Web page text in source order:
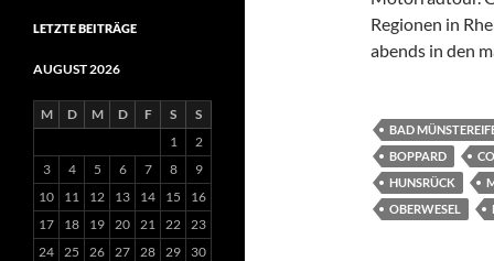
Regionen in
abends in den
BAD
BOPPARD
HUNSRÜCK
OBERWESEL
LETZTE BEITRÄGE
AUGUST 2026
M D M D F S
S
1
2
3
4 5 6 7 8
9
10
11 12 13 14 15
16
17
18 19 20 21 22 23
24 25 26 27 28 29
30